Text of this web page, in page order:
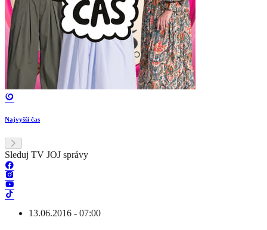
Najvyšší čas
Sleduj TV JOJ správy
13.06.2016 - 07:00